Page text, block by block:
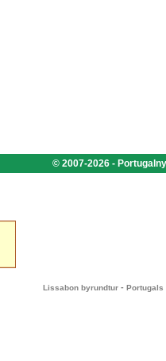
© 2007-2026 -
Lissabon byrundtur - Portugals